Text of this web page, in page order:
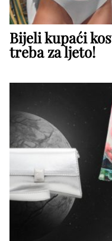
Bijeli kupaći
treba za ljeto!